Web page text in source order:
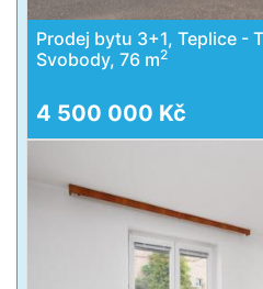
Prodej bytu 3+1, Teplice -
Svobody, 76 m2
4 500 000 Kč